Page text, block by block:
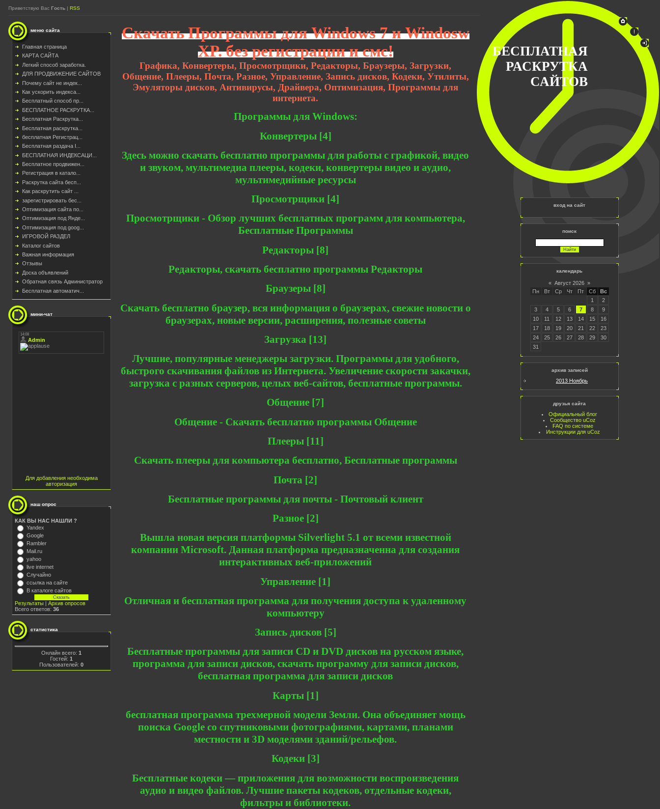
Приветствую Вас Гость | RSS
меню сайта
Главная страница
КАРТА САЙТА
Легкий способ заработка.
ДЛЯ ПРОДВИЖЕНИЕ САЙТОВ
Почему сайт не индек...
Как ускорить индекса...
Бесплатный способ пр...
БЕСПЛАТНОЕ РАСКРУТКА...
Бесплатная Раскрутка...
Бесплатная раскрутка...
бесплатная Регистрац...
Бесплатная раздача I...
БЕСПЛАТНАЯ ИНДЕКСАЦИ...
Бесплатное продвижен...
Регистрация в катало...
Раскрутка сайта бесп...
Как раскрутить сайт ...
зарегистрировать бес...
Оптимизация сайта по...
Оптимизация под Янде...
Оптимизация под goog...
ИГРОВОЙ РАЗДЕЛ
Каталог сайтов
Важная информация
Отзывы
Доска объявлений
Обратная связь Администратор
Бесплатная автоматич...
мини-чат
Для добавления необходима
авторизация
наш опрос
КАК ВЫ НАС НАШЛИ ?
Yandex
Google
Rambler
Mail.ru
yahoo
live internet
Случайно
ссылка на сайте
В каталоге сайтов
Результаты | Архив опросов
Всего ответов: 36
статистика
Онлайн всего: 1
Гостей: 1
Пользователей: 0
Скачать Программы для Windows 7 и Windosw
XP. без регистрации и смс!
Графика, Конвертеры, Просмотрщики, Редакторы, Браузеры, Загрузки,
Общение, Плееры, Почта, Разное, Управление, Запись дисков, Кодеки, Утилиты,
Эмуляторы дисков, Антивирусы, Драйвера, Оптимизация, Программы для
интернета.
Программы для Windows:
Конвертеры [4]
Здесь можно скачать бесплатно программы для работы с графикой, видео
и звуком, мультимедиа плееры, кодеки, конвертеры видео и аудио,
мультимедийные ресурсы
Просмотрщики [4]
Просмотрщики - Обзор лучших бесплатных программ для компьютера,
Бесплатные Программы
Редакторы [8]
Редакторы, скачать бесплатно программы Редакторы
Браузеры [8]
Скачать бесплатно браузер, вся информация о браузерах, свежие новости о
браузерах, новые версии, расширения, полезные советы
Загрузка [13]
Лучшие, популярные менеджеры загрузки. Программы для удобного,
быстрого скачивания файлов из Интернета. Увеличение скорости закачки,
загрузка с разных серверов, целых веб-сайтов, бесплатные программы.
Общение [7]
Общение - Скачать бесплатно программы Общение
Плееры [11]
Скачать плееры для компьютера бесплатно, Бесплатные программы
Почта [2]
Бесплатные программы для почты - Почтовый клиент
Разное [2]
Вышла новая версия платформы Silverlight 5.1 от всеми известной
компании Microsoft. Данная платформа предназначенна для создания
интерактивных веб-приложений
Управление [1]
Отличная и бесплатная программа для получения доступа к удаленному
компьютеру
Запись дисков [5]
Бесплатные программы для записи CD и DVD дисков на русском языке,
программа для записи дисков, скачать программу для записи дисков,
бесплатная программа для записи дисков
Карты [1]
бесплатная программа трехмерной модели Земли. Она объединяет мощь
поиска Google со спутниковыми фотографиями, картами, планами
местности и 3D моделями зданий/рельефов.
Кодеки [3]
Бесплатные кодеки — приложения для возможности воспроизведения
аудио и видео файлов. Лучшие пакеты кодеков, отдельные кодеки,
фильтры и библиотеки.
БЕСПЛАТНАЯ
РАСКРУТКА
САЙТОВ
вход на сайт
поиск
календарь
« Август 2026 »
Пн
Вт Ср Чт Пт Сб
Вс
1
2
3
4 5 6 7 8
9
10
11 12 13 14 15
16
17
18 19 20 21 22
23
24
25 26 27 28 29
30
31
архив записей
2013 Ноябрь
друзья сайта
Официальный блог
Сообщество uCoz
FAQ по системе
Инструкции для uCoz